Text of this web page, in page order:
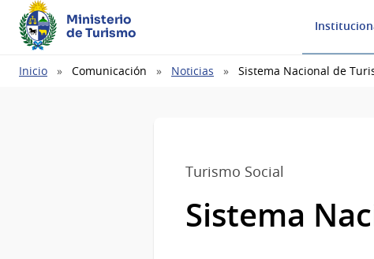
Ministerio
de Turismo
Ruta
Inicio Comunicación Noticias Sistema Nacional de
Turismo Social
Sistema